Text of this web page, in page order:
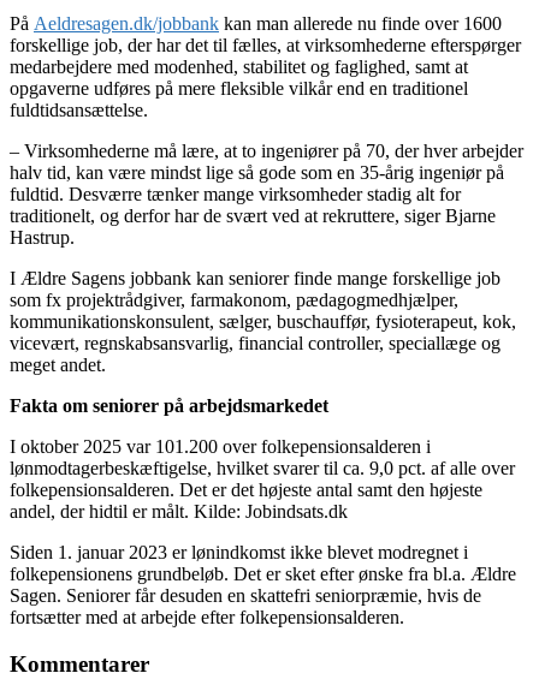
På Aeldresagen.dk/jobbank kan man allerede nu finde over 1600
forskellige job, der har det til fælles, at virksomhederne efterspørger
medarbejdere med modenhed, stabilitet og faglighed, samt at
opgaverne udføres på mere fleksible vilkår end en traditionel
fuldtidsansættelse.
– Virksomhederne må lære, at to ingeniører på 70, der hver arbejder
halv tid, kan være mindst lige så gode som en 35-årig ingeniør på
fuldtid. Desværre tænker mange virksomheder stadig alt for
traditionelt, og derfor har de svært ved at rekruttere, siger Bjarne
Hastrup.
I Ældre Sagens jobbank kan seniorer finde mange forskellige job
som fx projektrådgiver, farmakonom, pædagogmedhjælper,
kommunikationskonsulent, sælger, buschauffør, fysioterapeut, kok,
vicevært, regnskabsansvarlig, financial controller, speciallæge og
meget andet.
Fakta om seniorer på arbejdsmarkedet
I oktober 2025 var 101.200 over folkepensionsalderen i
lønmodtagerbeskæftigelse, hvilket svarer til ca. 9,0 pct. af alle over
folkepensionsalderen. Det er det højeste antal samt den højeste
andel, der hidtil er målt. Kilde: Jobindsats.dk
Siden 1. januar 2023 er lønindkomst ikke blevet modregnet i
folkepensionens grundbeløb. Det er sket efter ønske fra bl.a. Ældre
Sagen. Seniorer får desuden en skattefri seniorpræmie, hvis de
fortsætter med at arbejde efter folkepensionsalderen.
Kommentarer